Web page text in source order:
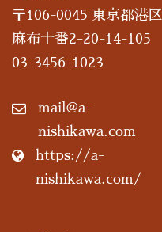
〒106-0045 東京都港区
麻布十番2-20-14-105
03-3456-1023
mail@a-
nishikawa.com
https://a-
nishikawa.com/